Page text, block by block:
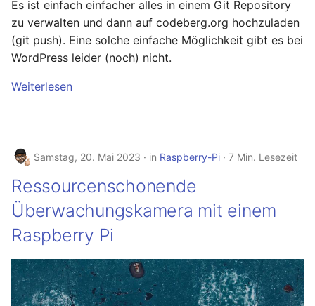
Es ist einfach einfacher alles in einem Git Repository
zu verwalten und dann auf codeberg.org hochzuladen
(git push). Eine solche einfache Möglichkeit gibt es bei
WordPress leider (noch) nicht.
Weiterlesen
Samstag, 20. Mai 2023 in Raspberry-Pi 7 Min. Lesezeit
Ressourcenschonende
Überwachungskamera mit einem
Raspberry Pi